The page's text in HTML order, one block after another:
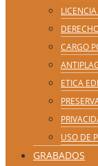
CARGO
ETICA
USO DE
GRABADOS